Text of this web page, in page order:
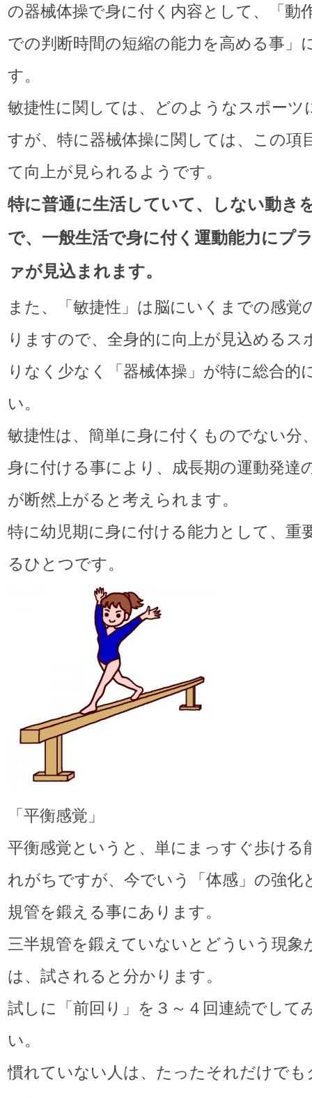
の器械体操で身に付く内容として、「動
での判断時間の短縮の能力を高める事」
す。
敏捷性に関しては、どのようなスポーツ
すが、特に器械体操に関しては、この項
て向上が見られるようです。
特に普通に生活していて、しない動き
で、一般生活で身に付く運動能力にプ
ァが見込まれます。
また、「敏捷性」は脳にいくまでの感覚
りますので、全身的に向上が見込めるス
りなく少なく「器械体操」が特に総合的
い。
敏捷性は、簡単に身に付くものでない分
身に付ける事により、成長期の運動発達
が断然上がると考えられます。
特に幼児期に身に付ける能力として、重
るひとつです。
「平衡感覚」
平衡感覚というと、単にまっすぐ歩ける
れがちですが、今でいう「体感」の強化
規管を鍛える事にあります。
三半規管を鍛えていないとどういう現象
は、試されると分かります。
試しに「前回り」を３～４回連続でして
い。
慣れていない人は、たったそれだけでも